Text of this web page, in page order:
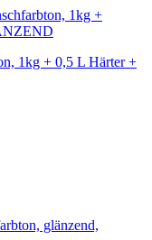
1kg + 0,5 L Härter +